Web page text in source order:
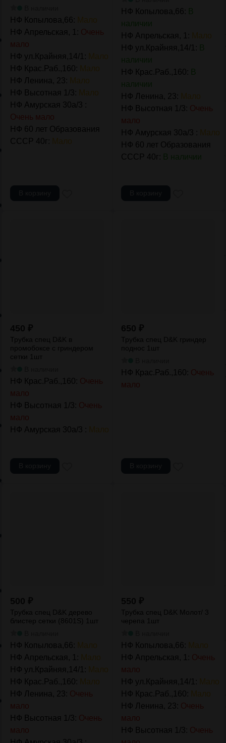
НФ Копылова,66: Мало
НФ Апрельская, 1: Очень
мало
НФ ул.Крайняя,14/1: Мало
НФ Крас.Раб.,160: Мало
НФ Ленина, 23: Мало
НФ Высотная 1/3: Мало
НФ Амурская 30а/3 :
Очень мало
НФ 60 лет Образования
СССР 40г: Мало
НФ Копылова,66: В
наличии
НФ Апрельская, 1: Мало
НФ ул.Крайняя,14/1: В
наличии
НФ Крас.Раб.,160: В
наличии
НФ Ленина, 23: Мало
НФ Высотная 1/3: Очень
мало
НФ Амурская 30а/3 : Мало
НФ 60 лет Образования
СССР 40г: В наличии
Трубка спец D&K в
промобоксе с гриндером
сетки 1шт
НФ Крас.Раб.,160: Очень
мало
НФ Высотная 1/3: Очень
мало
НФ Амурская 30а/3 : Мало
Трубка спец D&K гриндер
поднос 1шт
НФ Крас.Раб.,160: Очень
мало
Трубка спец D&K дерево
блистер сетки (8601S) 1шт
НФ Копылова,66: Мало
НФ Апрельская, 1: Мало
НФ ул.Крайняя,14/1: Мало
НФ Крас.Раб.,160: Мало
НФ Ленина, 23: Очень
мало
НФ Высотная 1/3: Очень
мало
Трубка спец D&K Молот/ 3
черепа 1шт
НФ Копылова,66: Мало
НФ Апрельская, 1: Очень
мало
НФ ул.Крайняя,14/1: Мало
НФ Крас.Раб.,160: Мало
НФ Ленина, 23: Очень
мало
НФ Высотная 1/3: Очень